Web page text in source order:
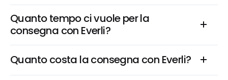
Quanto tempo ci vuole per la
consegna con Everli?
Quanto costa la consegna con Everli?